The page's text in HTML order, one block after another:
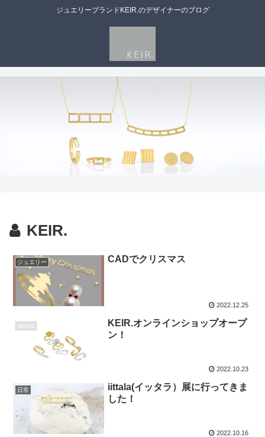
ジュエリーブランドKEIR.のデザイナーのブログ
KEIR.
ジュエリー CADでクリスマス
2022.12.25
NEWS
KEIR.オンラインショップオープ
ン！
2022.10.23
日常
iittala(イッタラ）展に行ってきま
した！
2022.10.16